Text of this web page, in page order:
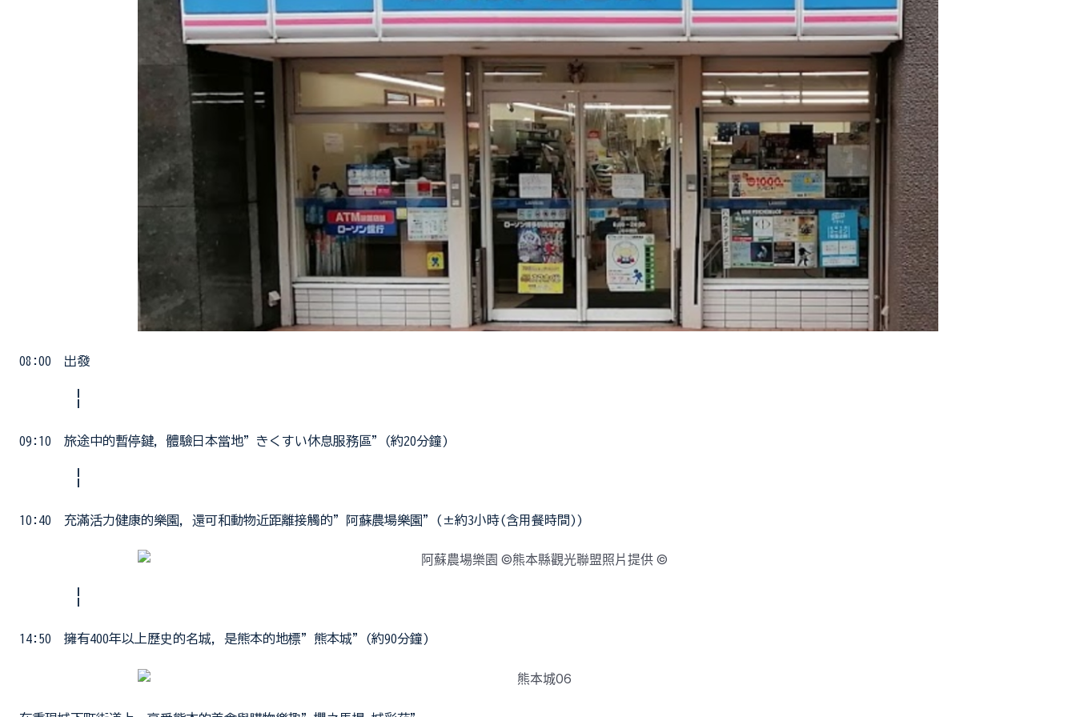
08:00 出發
¦
09:10 旅途中的暫停鍵，體驗日本當地”きくすい休息服務區”(約20分鐘)
¦
10:40 充滿活力健康的樂園，還可和動物近距離接觸的”阿蘇農場樂園”(±約3小時(含用餐時間))
¦
14:50 擁有400年以上歷史的名城，是熊本的地標”熊本城”(約90分鐘)